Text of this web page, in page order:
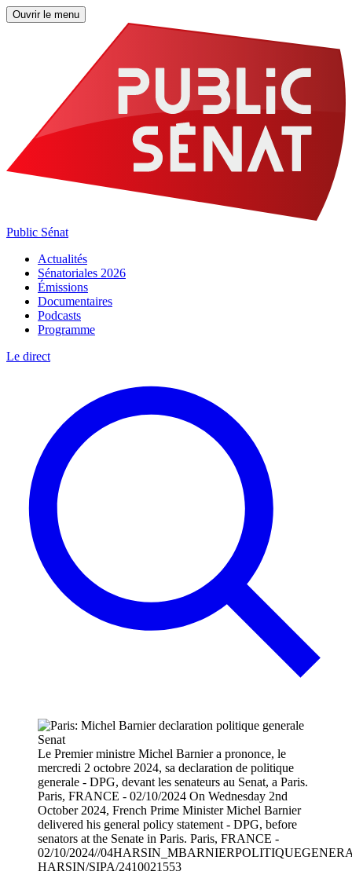
Ouvrir le menu
Public Sénat
Actualités
Sénatoriales 2026
Émissions
Documentaires
Podcasts
Programme
Le direct
Le Premier ministre Michel Barnier a prononce, le
mercredi 2 octobre 2024, sa declaration de politique
generale - DPG, devant les senateurs au Senat, a Paris.
Paris, FRANCE - 02/10/2024 On Wednesday 2nd
October 2024, French Prime Minister Michel Barnier
delivered his general policy statement - DPG, before
senators at the Senate in Paris. Paris, FRANCE -
02/10/2024//
HARSIN/SIPA/2410021553